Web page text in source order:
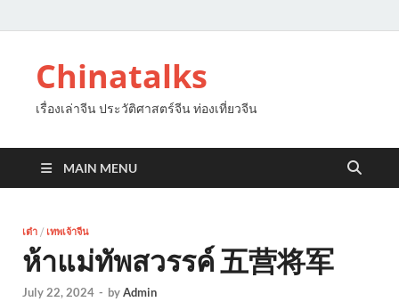
Chinatalks
เรื่องเล่าจีน ประวัติศาสตร์จีน ท่องเที่ยวจีน
MAIN MENU
เต๋า / เทพเจ้าจีน
ห้าแม่ทัพสวรรค์ 五营将军
July 22, 2024 - byAdmin